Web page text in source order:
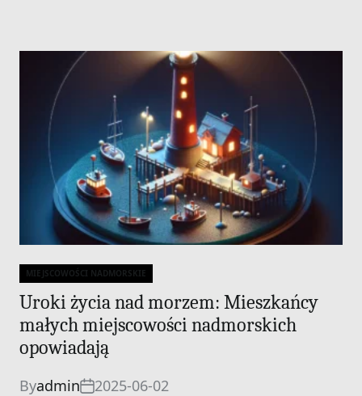
Categories
MIEJSCOWOŚCI NADMORSKIE
Uroki życia nad morzem: Mieszkańcy
małych miejscowości nadmorskich
opowiadają
Byadmin 2025-06-02